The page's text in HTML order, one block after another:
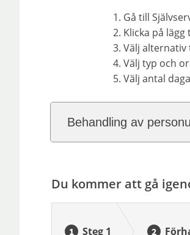
Gå till
Klicka på
Välj alternativ
Välj typ och
Välj antal
Behandling av
Du kommer att gå
Steg 1